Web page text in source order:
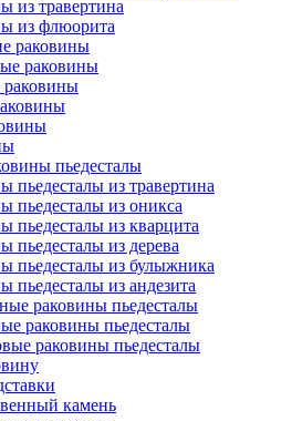
из травертина
из флюорита
раковины
раковины
пьедесталы
пьедесталы из травертина
пьедесталы из оникса
пьедесталы из кварцита
пьедесталы из дерева
пьедесталы из булыжника
пьедесталы из андезита
раковины пьедесталы
раковины пьедесталы
раковины пьедесталы
камень